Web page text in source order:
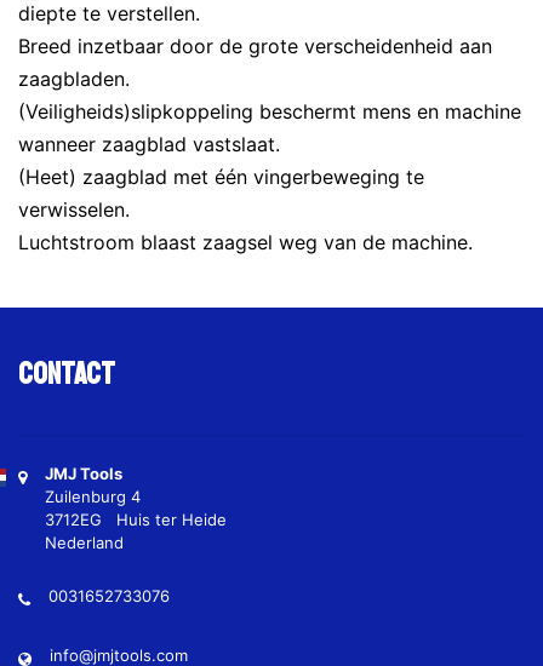
diepte te verstellen.
Breed inzetbaar door de grote verscheidenheid aan
zaagbladen.
(Veiligheids)slipkoppeling beschermt mens en machine
wanneer zaagblad vastslaat.
(Heet) zaagblad met één vingerbeweging te
verwisselen.
Luchtstroom blaast zaagsel weg van de machine.
Contact
JMJ Tools
Zuilenburg 4
3712EG Huis ter Heide
Nederland
0031652733076
info@jmjtools.com